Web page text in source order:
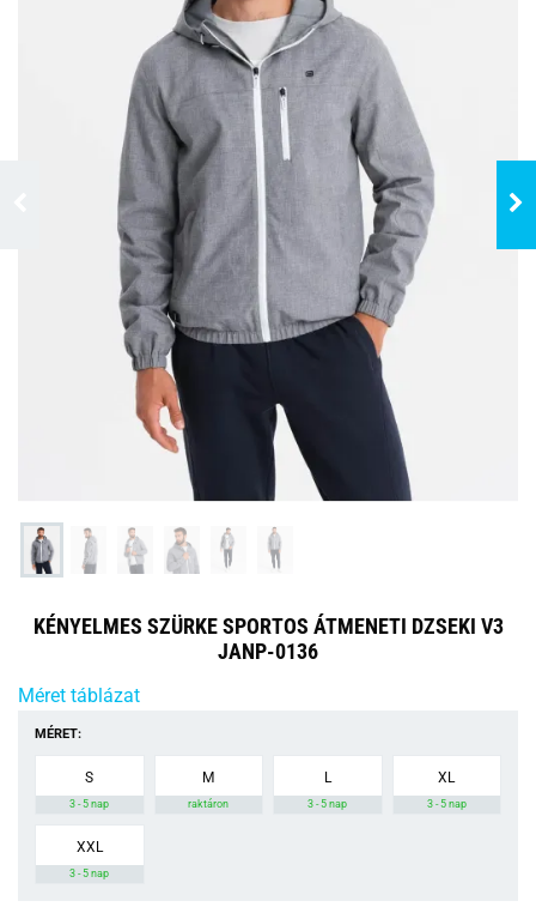
KÉNYELMES SZÜRKE SPORTOS ÁTMENETI DZSEKI V3
JANP-0136
Méret táblázat
MÉRET:
S
3 - 5 nap
M
raktáron
L
3 - 5 nap
XL
3 - 5 nap
XXL
3 - 5 nap